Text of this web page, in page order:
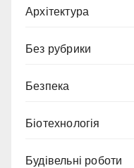
Архітектура
Без рубрики
Безпека
Біотехнологія
Будівельні роботи